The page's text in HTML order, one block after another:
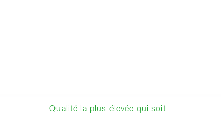
Qualité la plus élevée qui soit